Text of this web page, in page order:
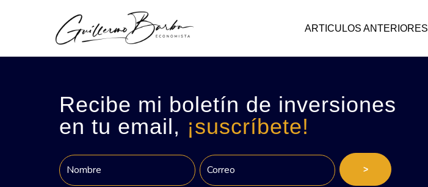
ARTICULOS ANTERIORES
Recibe mi boletín de inversiones
en tu email, ¡suscríbete!
>